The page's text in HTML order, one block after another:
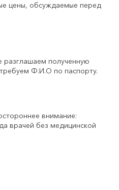
цены, обсуждаемые перед
разглашаем полученную
Ф.И.О по паспорту.
внимание:
врачей без медицинской